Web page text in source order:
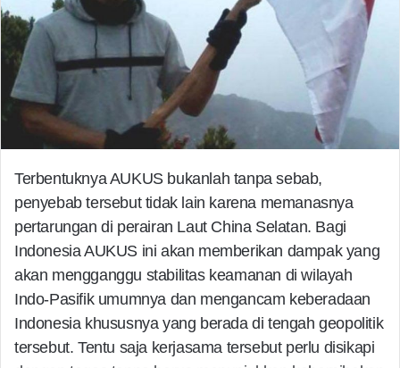
Terbentuknya AUKUS bukanlah tanpa sebab,
penyebab tersebut tidak lain karena memanasnya
pertarungan di perairan Laut China Selatan. Bagi
Indonesia AUKUS ini akan memberikan dampak yang
akan mengganggu stabilitas keamanan di wilayah
Indo-Pasifik umumnya dan mengancam keberadaan
Indonesia khususnya yang berada di tengah geopolitik
tersebut. Tentu saja kerjasama tersebut perlu disikapi